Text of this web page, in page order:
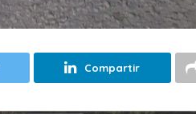
Compartir